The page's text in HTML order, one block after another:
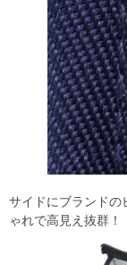
サイドにブランドの
ゃれで高見え抜群！